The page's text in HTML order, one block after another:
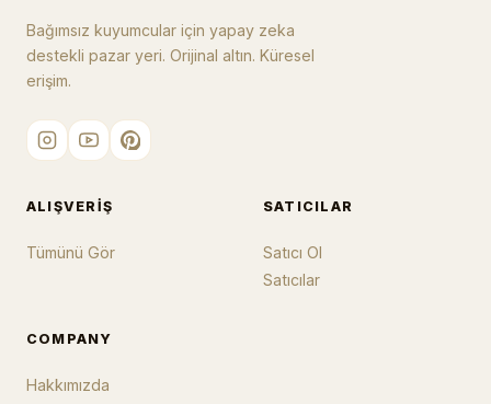
Bağımsız kuyumcular için yapay zeka
destekli pazar yeri. Orijinal altın. Küresel
erişim.
ALIŞVERIŞ
Tümünü Gör
SATICILAR
Satıcı Ol
Satıcılar
COMPANY
Hakkımızda